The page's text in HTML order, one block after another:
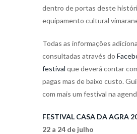
dentro de portas deste
equipamento cultural
Todas as informações
consultadas através do
festival que deverá contar
pagas mas de baixo custo.
com mais um festival na
FESTIVAL CASA DA AGRA
22 a 24 de julho